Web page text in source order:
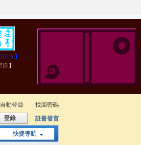
自動登錄
找回密碼
登錄 註冊發言
快捷導航